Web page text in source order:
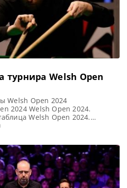
турнира Welsh Open
Welsh Open 2024
2024 Welsh Open 2024.
Welsh Open 2024.
и опросы Welsh
рейтингового турнира по